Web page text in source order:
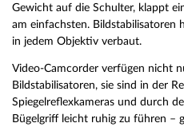
Gewicht auf die Schulter, klappt
am einfachsten. Bildstabilisatoren
in jedem Objektiv verbaut.
Video-Camcorder verfügen nicht
Bildstabilisatoren, sie sind in der
Spiegelreflexkameras und durch
Bügelgriff leicht ruhig zu führen –